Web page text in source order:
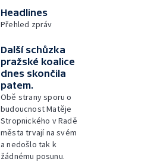
Headlines
Přehled zpráv
Další schůzka
pražské koalice
dnes skončila
patem.
Obě strany sporu o
budoucnost Matěje
Stropnického v Radě
města trvají na svém
a nedošlo tak k
žádnému posunu.